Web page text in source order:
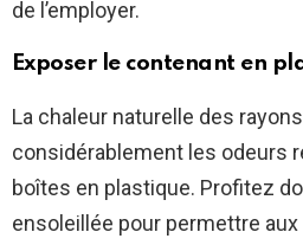
de l’employer.
Exposer le contenant en
La chaleur naturelle des
considérablement les odeurs
boîtes en plastique. Profitez
ensoleillée pour permettre